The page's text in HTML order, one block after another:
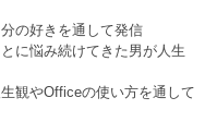
の好きを通して発信
に悩み続けてきた男が人生
観やOfficeの使い方を通して